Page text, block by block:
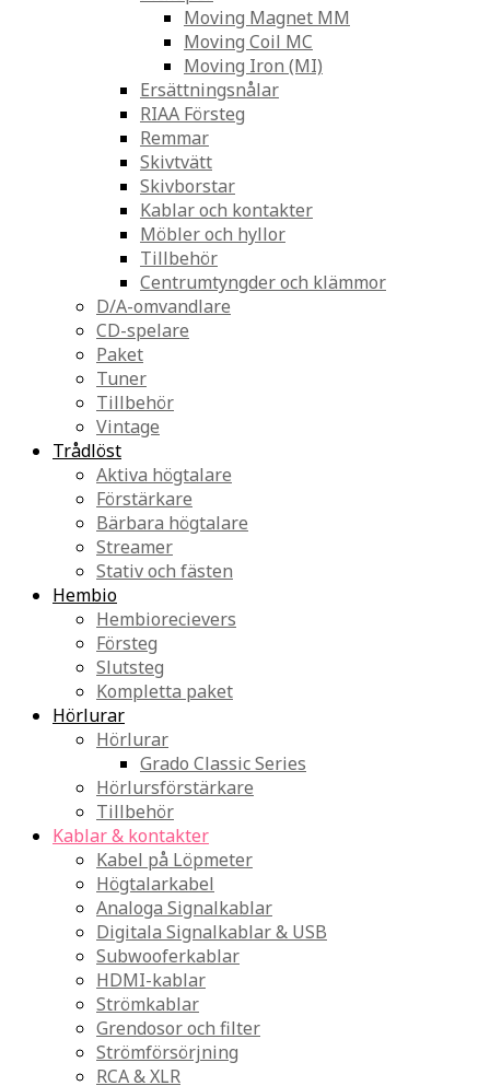
Moving Magnet MM
Moving Coil MC
Moving Iron (MI)
Ersättningsnålar
RIAA Försteg
Remmar
Skivtvätt
Skivborstar
Kablar och kontakter
Möbler och hyllor
Tillbehör
Centrumtyngder och klämmor
D/A-omvandlare
CD-spelare
Paket
Tuner
Tillbehör
Vintage
Trådlöst
Aktiva högtalare
Förstärkare
Bärbara högtalare
Streamer
Stativ och fästen
Hembio
Hembiorecievers
Försteg
Slutsteg
Kompletta paket
Hörlurar
Hörlurar
Grado Classic Series
Hörlursförstärkare
Tillbehör
Kablar & kontakter
Kabel på Löpmeter
Högtalarkabel
Analoga Signalkablar
Digitala Signalkablar & USB
Subwooferkablar
HDMI-kablar
Strömkablar
Grendosor och filter
Strömförsörjning
RCA & XLR